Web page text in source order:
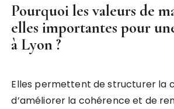
Pourquoi les valeurs de
elles importantes pour
à Lyon ?
Elles permettent de structurer la
d’améliorer la cohérence et de